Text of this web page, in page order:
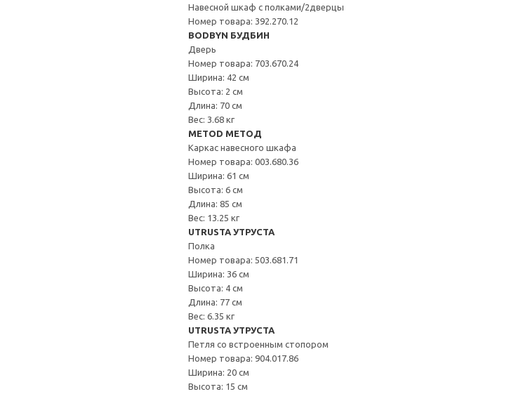
Навесной шкаф с полками/2дверцы
Номер товара: 392.270.12
BODBYN БУДБИН
Дверь
Номер товара: 703.670.24
Ширина: 42 см
Высота: 2 см
Длина: 70 см
Вес: 3.68 кг
METOD МЕТОД
Каркас навесного шкафа
Номер товара: 003.680.36
Ширина: 61 см
Высота: 6 см
Длина: 85 см
Вес: 13.25 кг
UTRUSTA УТРУСТА
Полка
Номер товара: 503.681.71
Ширина: 36 см
Высота: 4 см
Длина: 77 см
Вес: 6.35 кг
UTRUSTA УТРУСТА
Петля со встроенным стопором
Номер товара: 904.017.86
Ширина: 20 см
Высота: 15 см